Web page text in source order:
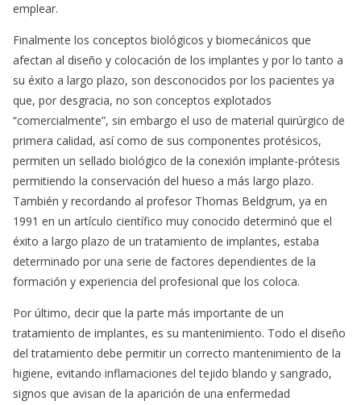
emplear.
Finalmente los conceptos biológicos y biomecánicos que
afectan al diseño y colocación de los implantes y por lo tanto a
su éxito a largo plazo, son desconocidos por los pacientes ya
que, por desgracia, no son conceptos explotados
“comercialmente”, sin embargo el uso de material quirúrgico de
primera calidad, así como de sus componentes protésicos,
permiten un sellado biológico de la conexión implante-prótesis
permitiendo la conservación del hueso a más largo plazo.
También y recordando al profesor Thomas Beldgrum, ya en
1991 en un artículo científico muy conocido determinó que el
éxito a largo plazo de un tratamiento de implantes, estaba
determinado por una serie de factores dependientes de la
formación y experiencia del profesional que los coloca.
Por último, decir que la parte más importante de un
tratamiento de implantes, es su mantenimiento. Todo el diseño
del tratamiento debe permitir un correcto mantenimiento de la
higiene, evitando inflamaciones del tejido blando y sangrado,
signos que avisan de la aparición de una enfermedad